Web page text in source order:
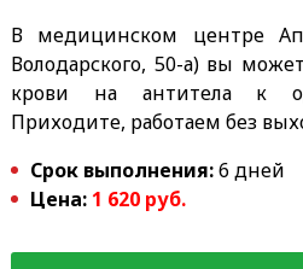
В медицинском центре
Володарского, 50-а) вы
крови на антитела к
Приходите, работаем без
Срок выполнения:6 дней
Цена: 1 620 руб.